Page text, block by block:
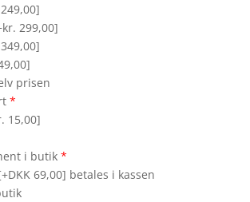
299,00]
prisen
*
15,00]
i butik *
69,00] betales i kassen